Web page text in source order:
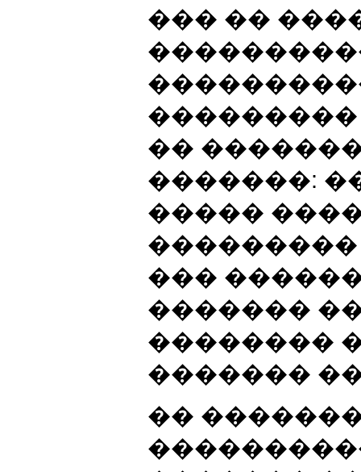
��� ��
��
�������:
�����
���
�������
��������
�������
��